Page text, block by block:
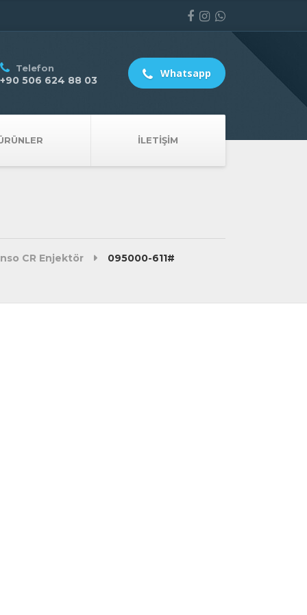
İLETIŞIM
Telefon
+90 506 624 88 03
Whatsapp
CR Enjektör 095000-611#